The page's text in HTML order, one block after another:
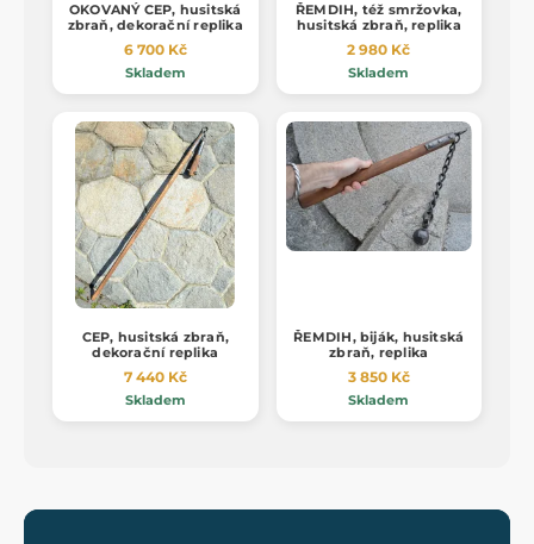
OKOVANÝ CEP, husitská
zbraň, dekorační replika
6 700 Kč
Skladem
ŘEMDIH, též smržovka,
husitská zbraň, replika
2 980 Kč
Skladem
CEP, husitská zbraň,
dekorační replika
7 440 Kč
Skladem
ŘEMDIH, biják, husitská
zbraň, replika
3 850 Kč
Skladem